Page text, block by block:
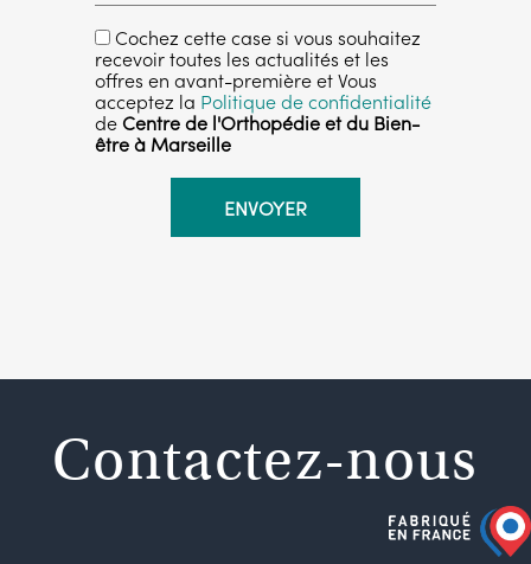
Cochez cette case si vous souhaitez
recevoir toutes les actualités et les
offres en avant-première et Vous
acceptez la Politique de confidentialité
deCentre de l'Orthopédie et du Bien-
être à Marseille
Contactez-nous